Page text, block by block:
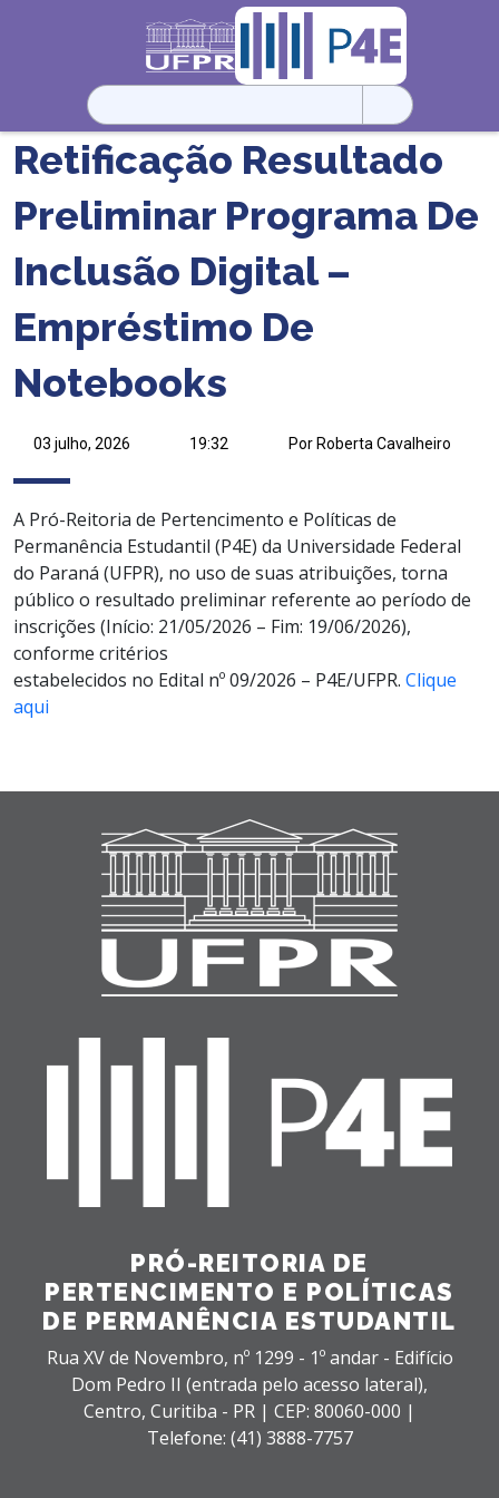
Pesquisar
por:
Retificação Resultado
Preliminar Programa De
Inclusão Digital –
Empréstimo De
Notebooks
03 julho, 2026 19:32 Por Roberta Cavalheiro
A Pró-Reitoria de Pertencimento e Políticas de
Permanência Estudantil (P4E) da Universidade Federal
do Paraná (UFPR), no uso de suas atribuições, torna
público o resultado preliminar referente ao período de
inscrições (Início: 21/05/2026 – Fim: 19/06/2026),
conforme critérios
estabelecidos no Edital nº 09/2026 – P4E/UFPR. Clique
aqui
PRÓ-REITORIA DE
PERTENCIMENTO E POLÍTICAS
DE PERMANÊNCIA ESTUDANTIL
Rua XV de Novembro, nº 1299 - 1º andar - Edifício
Dom Pedro II (entrada pelo acesso lateral),
Centro, Curitiba - PR | CEP: 80060-000 |
Telefone: (41) 3888-7757